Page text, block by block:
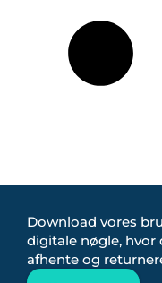
Download vores
digitale nøgle, hvor
afhente og